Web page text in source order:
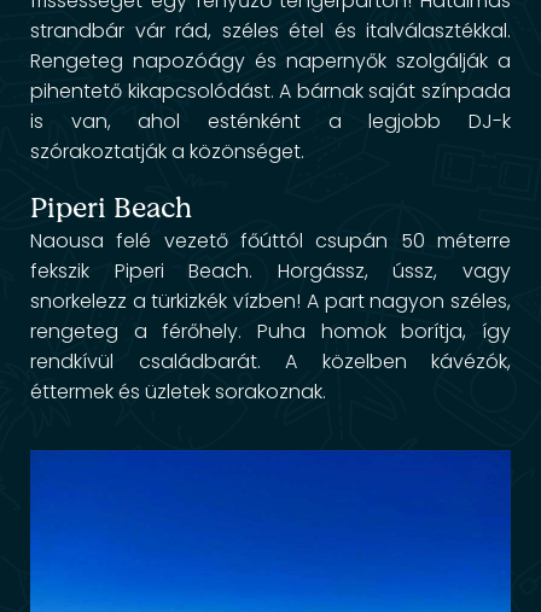
strandbár vár rád, széles étel és italválasztékkal.
Rengeteg napozóágy és napernyők szolgálják a
pihentető kikapcsolódást. A bárnak saját színpada
is van, ahol esténként a legjobb DJ-k
szórakoztatják a közönséget.
Piperi Beach
Naousa felé vezető főúttól csupán 50 méterre
fekszik Piperi Beach. Horgássz, ússz, vagy
snorkelezz a türkizkék vízben! A part nagyon széles,
rengeteg a férőhely. Puha homok borítja, így
rendkívül családbarát. A közelben kávézók,
éttermek és üzletek sorakoznak.